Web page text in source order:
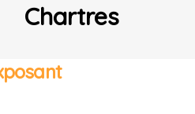
Chartres